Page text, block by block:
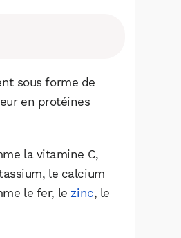
sous forme de
en protéines
la vitamine C,
le calcium
le fer, le zinc, le